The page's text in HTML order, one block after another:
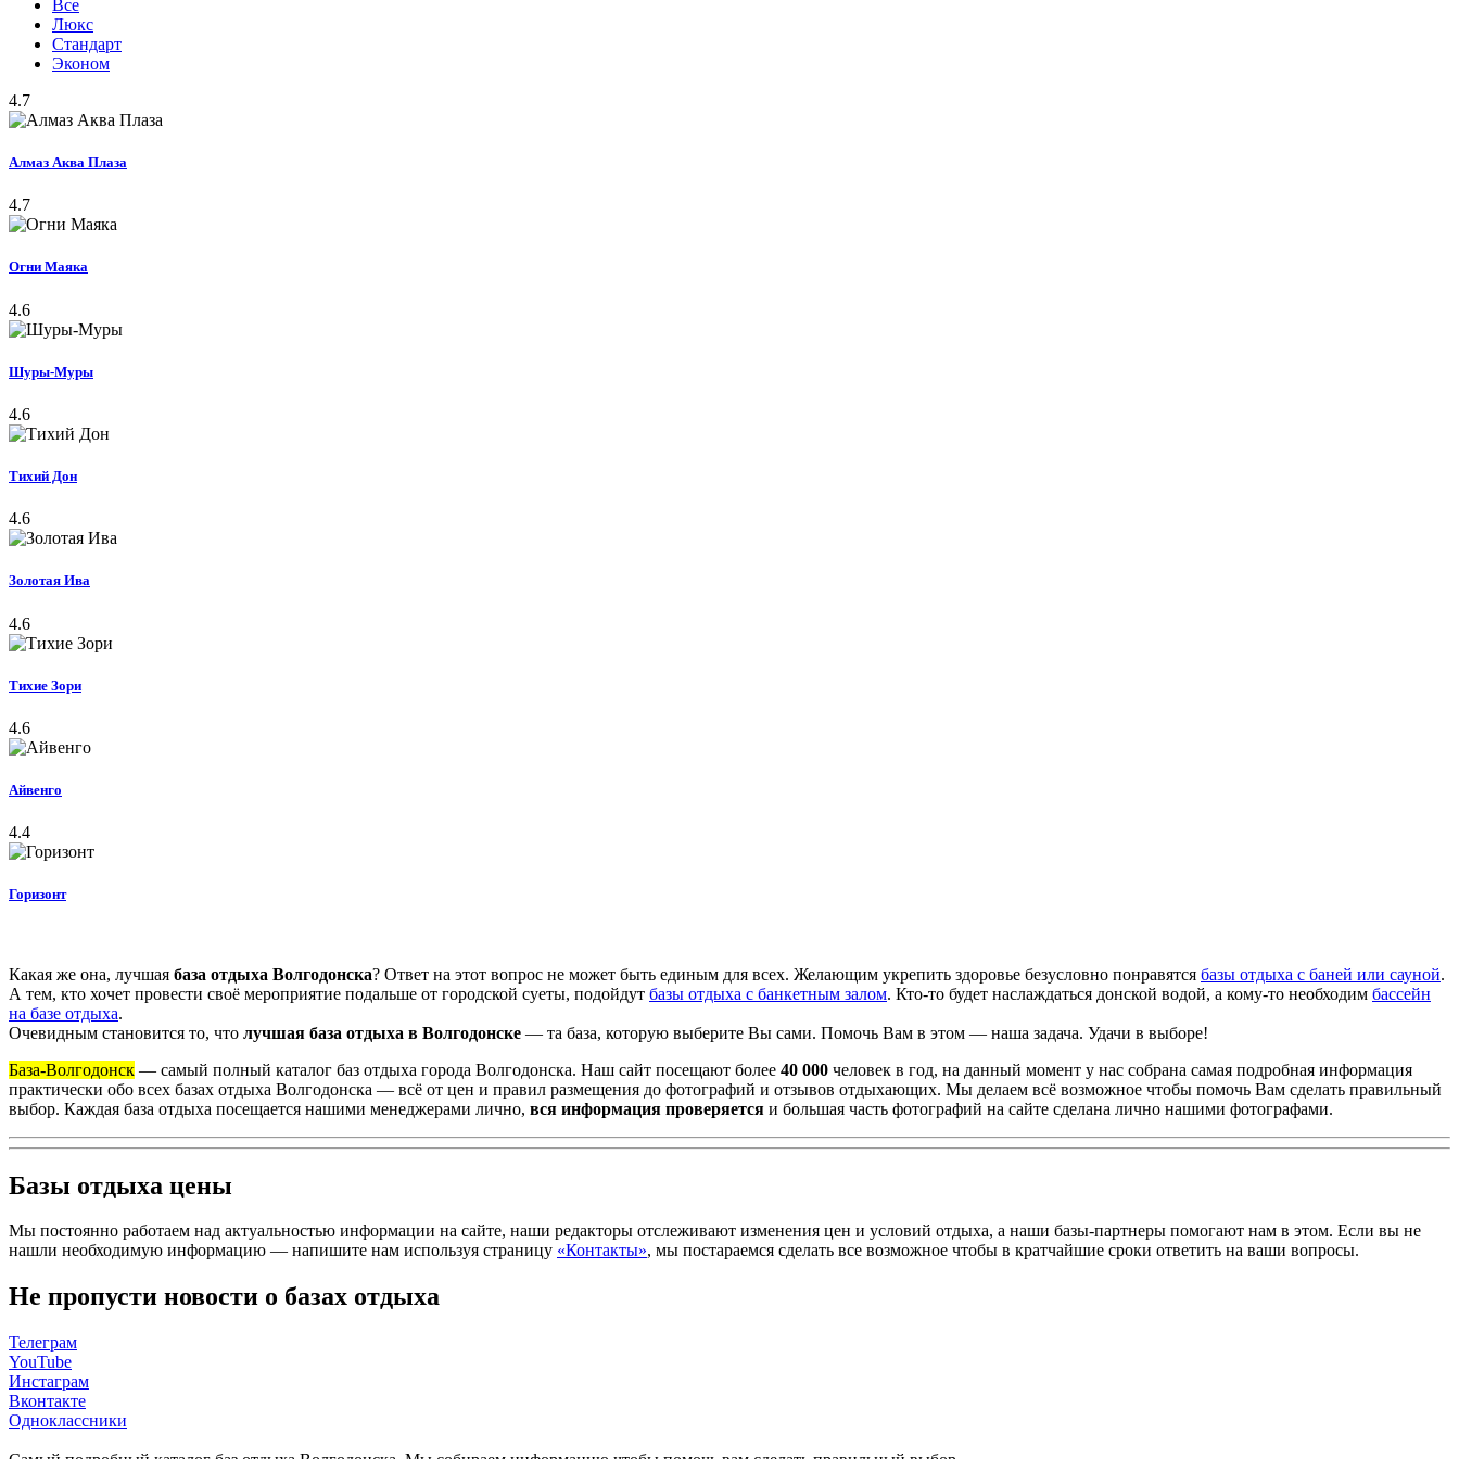
Все
Люкс
Стандарт
Эконом
4.7
Алмаз Аква Плаза
4.7
Огни Маяка
4.6
Шуры-Муры
4.6
Тихий Дон
4.6
Золотая Ива
4.6
Тихие Зори
4.6
Айвенго
4.4
Горизонт
Какая же она, лучшая база отдыха Волгодонска? Ответ на этот вопрос не может быть единым для всех. Желающим укрепить здоровье безусловно понравятся базы отдыха с баней или сауной.
А тем, кто хочет провести своё мероприятие подальше от городской суеты, подойдут базы отдыха с банкетным залом. Кто-то будет наслаждаться донской водой, а кому-то необходим бассейн
на базе отдыха.
Очевидным становится то, что лучшая база отдыха в Волгодонске — та база, которую выберите Вы сами. Помочь Вам в этом — наша задача. Удачи в выборе!
База-Волгодонск — самый полный каталог баз отдыха города Волгодонска. Наш сайт посещают более 40 000 человек в год, на данный момент у нас собрана самая подробная информация
практически обо всех базах отдыха Волгодонска — всё от цен и правил размещения до фотографий и отзывов отдыхающих. Мы делаем всё возможное чтобы помочь Вам сделать правильный
выбор. Каждая база отдыха посещается нашими менеджерами лично, вся информация проверяется и большая часть фотографий на сайте сделана лично нашими фотографами.
Базы отдыха цены
Мы постоянно работаем над актуальностью информации на сайте, наши редакторы отслеживают изменения цен и условий отдыха, а наши базы-партнеры помогают нам в этом. Если вы не
нашли необходимую информацию — напишите нам используя страницу «Контакты», мы постараемся сделать все возможное чтобы в кратчайшие сроки ответить на ваши вопросы.
Не пропусти новости о базах отдыха
Телеграм
YouTube
Инстаграм
Вконтакте
Одноклассники